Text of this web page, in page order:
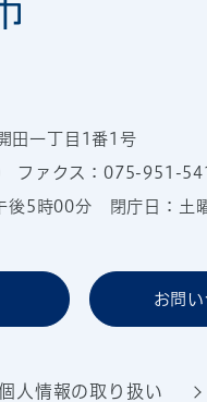
田一丁目1番1号
ファクス：075-951-
後5時00分 閉庁日：土
お問
人情報の取り扱い